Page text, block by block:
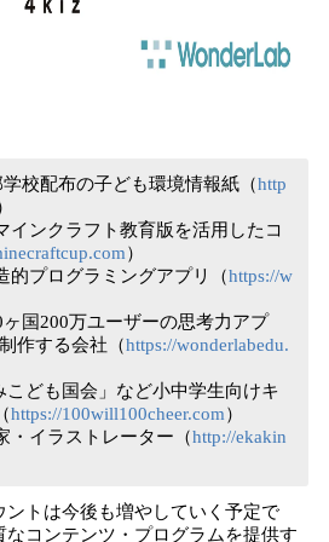
校配布の子ども環境情報紙（http
インクラフト教育版を活用したコ
）
的プログラミングアプリ（https://w
国200万ユーザーの思考力アプ
作する会社（https://wonderlabedu.
こども国会」など小中学生向けキ
https://100will100cheer.com）
・イラストレーター（http://ekakin
ントは今後も増やしていく予定で
コンテンツ・プログラムを提供す